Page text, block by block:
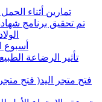
تمارين أثناء
تم تحقيق برنامج
أسبوع
تأثير الرضاعة